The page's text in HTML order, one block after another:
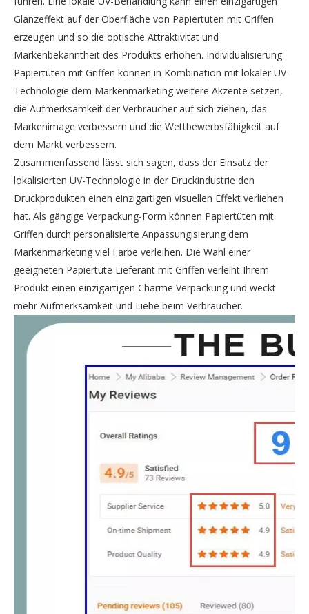
Glanzeffekt auf der Oberfläche von Papiertüten mit Griffen
erzeugen und so die optische Attraktivität und
Markenbekanntheit des Produkts erhöhen. Individualisierung
Papiertüten mit Griffen können in Kombination mit lokaler UV-
Technologie dem Markenmarketing weitere Akzente setzen,
die Aufmerksamkeit der Verbraucher auf sich ziehen, das
Markenimage verbessern und die Wettbewerbsfähigkeit auf
dem Markt verbessern.
Zusammenfassend lässt sich sagen, dass der Einsatz der
lokalisierten UV-Technologie in der Druckindustrie den
Druckprodukten einen einzigartigen visuellen Effekt verliehen
hat. Als gängige Verpackung-Form können Papiertüten mit
Griffen durch personalisierte Anpassungisierung dem
Markenmarketing viel Farbe verleihen. Die Wahl einer
geeigneten Papiertüte Lieferant mit Griffen verleiht Ihrem
Produkt einen einzigartigen Charme Verpackung und weckt
mehr Aufmerksamkeit und Liebe beim Verbraucher.